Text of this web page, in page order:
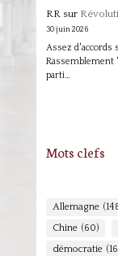
RR sur
30 juin 2026
Assez d'accords
Rassemblement
parti…
Mots clefs
Allemagne
Chine (60)
démocratie